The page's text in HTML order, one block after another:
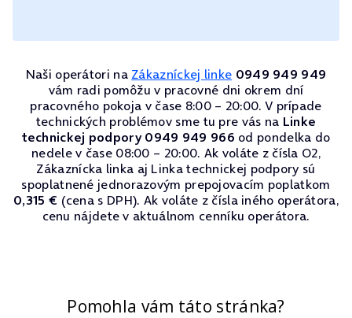
Naši operátori na Zákazníckej linke 0949 949 949
vám radi pomôžu v pracovné dni okrem dní
pracovného pokoja v čase 8:00 – 20:00. V prípade
technických problémov sme tu pre vás na Linke
technickej podpory 0949 949 966 od pondelka do
nedele v čase 08:00 – 20:00. Ak voláte z čísla O2,
Zákaznícka linka aj Linka technickej podpory sú
spoplatnené jednorazovým prepojovacím poplatkom
0,315 € (cena s DPH). Ak voláte z čísla iného operátora,
cenu nájdete v aktuálnom cenníku operátora.
Pomohla vám táto stránka?